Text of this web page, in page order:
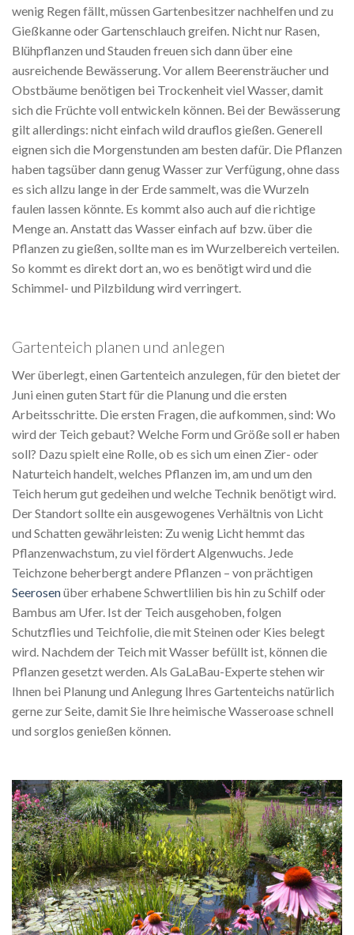
wenig Regen fällt, müssen Gartenbesitzer nachhelfen und zu
Gießkanne oder Gartenschlauch greifen. Nicht nur Rasen,
Blühpflanzen und Stauden freuen sich dann über eine
ausreichende Bewässerung. Vor allem Beerensträucher und
Obstbäume benötigen bei Trockenheit viel Wasser, damit
sich die Früchte voll entwickeln können. Bei der Bewässerung
gilt allerdings: nicht einfach wild drauflos gießen. Generell
eignen sich die Morgenstunden am besten dafür. Die Pflanzen
haben tagsüber dann genug Wasser zur Verfügung, ohne dass
es sich allzu lange in der Erde sammelt, was die Wurzeln
faulen lassen könnte. Es kommt also auch auf die richtige
Menge an. Anstatt das Wasser einfach auf bzw. über die
Pflanzen zu gießen, sollte man es im Wurzelbereich verteilen.
So kommt es direkt dort an, wo es benötigt wird und die
Schimmel- und Pilzbildung wird verringert.
Gartenteich planen und anlegen
Wer überlegt, einen Gartenteich anzulegen, für den bietet der
Juni einen guten Start für die Planung und die ersten
Arbeitsschritte. Die ersten Fragen, die aufkommen, sind: Wo
wird der Teich gebaut? Welche Form und Größe soll er haben
soll? Dazu spielt eine Rolle, ob es sich um einen Zier- oder
Naturteich handelt, welches Pflanzen im, am und um den
Teich herum gut gedeihen und welche Technik benötigt wird.
Der Standort sollte ein ausgewogenes Verhältnis von Licht
und Schatten gewährleisten: Zu wenig Licht hemmt das
Pflanzenwachstum, zu viel fördert Algenwuchs. Jede
Teichzone beherbergt andere Pflanzen – von prächtigen
Seerosenüber erhabene Schwertlilien bis hin zu Schilf oder
Bambus am Ufer. Ist der Teich ausgehoben, folgen
Schutzflies und Teichfolie, die mit Steinen oder Kies belegt
wird. Nachdem der Teich mit Wasser befüllt ist, können die
Pflanzen gesetzt werden. Als GaLaBau-Experte stehen wir
Ihnen bei Planung und Anlegung Ihres Gartenteichs natürlich
gerne zur Seite, damit Sie Ihre heimische Wasseroase schnell
und sorglos genießen können.